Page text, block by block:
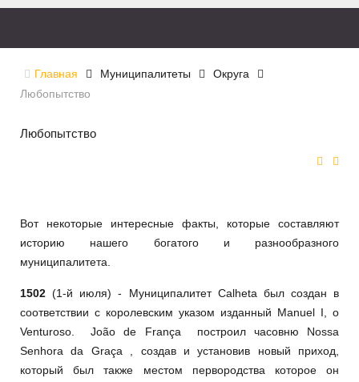
Главная Муниципалитеты
Округа
Любопытство
Любопытство
Вот некоторые интересные факты, которые составляют
историю нашего богатого и разнообразного
муниципалитета.
1502 (1-й июля) - Муниципалитет Calheta был создан в
соответствии с королевским указом изданный Manuel I, o
Venturoso. João de França построил часовню Nossa
Senhora da Graça , создав и установив новый приход,
который был также местом первородства которое он